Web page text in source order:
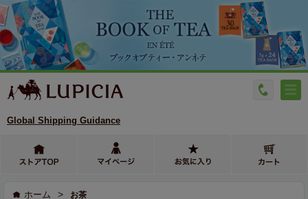
Global Shipping Guidance
ホーム > お茶